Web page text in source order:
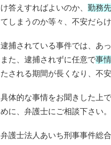
け答えすればよいのか、 勤務先
てしまうのか等々、不安だら
逮捕されている事件では、あ
また、逮捕されずに任意で事
たされる期間が長くなり、不
具体的な事情をお聞きした上
めに、弁護士にご相談下さい。
弁護士法人あいち刑事事件総